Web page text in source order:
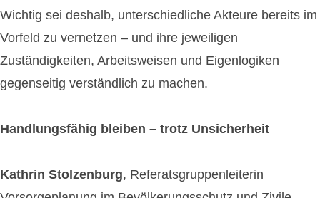
Wichtig sei deshalb, unterschiedliche Akteure bereits im
Vorfeld zu vernetzen – und ihre jeweiligen
Zuständigkeiten, Arbeitsweisen und Eigenlogiken
gegenseitig verständlich zu machen.
Handlungsfähig bleiben – trotz Unsicherheit
Kathrin Stolzenburg, Referatsgruppenleiterin